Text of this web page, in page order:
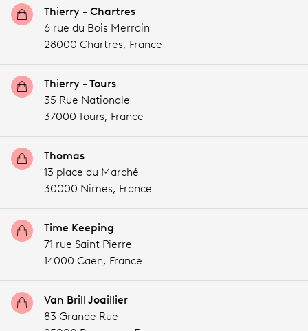
Thierry - Chartres
6 rue du Bois Merrain
28000 Chartres, France
Thierry - Tours
35 Rue Nationale
37000 Tours, France
Thomas
13 place du Marché
30000 Nimes, France
Time Keeping
71 rue Saint Pierre
14000 Caen, France
Van Brill Joaillier
83 Grande Rue